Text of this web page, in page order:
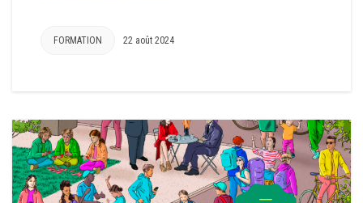
FORMATION 22 août 2024